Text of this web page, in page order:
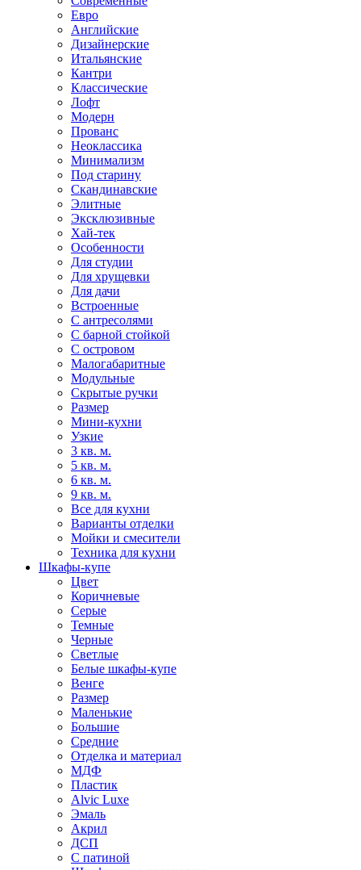
Евро
Английские
Дизайнерские
Итальянские
Кантри
Классические
Лофт
Модерн
Прованс
Неоклассика
Минимализм
Под старину
Скандинавские
Элитные
Эксклюзивные
Хай-тек
Особенности
Для студии
Для хрущевки
Для дачи
Встроенные
С антресолями
С барной стойкой
С островом
Малогабаритные
Модульные
Скрытые ручки
Размер
Мини-кухни
Узкие
3 кв. м.
5 кв. м.
6 кв. м.
9 кв. м.
Все для кухни
Варианты отделки
Мойки и смесители
Техника для кухни
Шкафы-купе
Цвет
Коричневые
Серые
Темные
Черные
Светлые
Белые шкафы-купе
Венге
Размер
Маленькие
Большие
Средние
Отделка и материал
МДФ
Пластик
Alvic Luxe
Эмаль
Акрил
ДСП
С патиной